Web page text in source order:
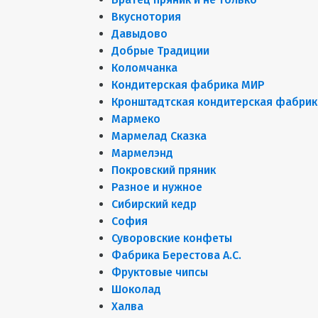
Вкуснотория
Давыдово
Добрые Традиции
Коломчанка
Кондитерская фабрика МИР
Кронштадтская кондитерская
Мармеко
Мармелад Сказка
Мармелэнд
Покровский пряник
Разное и нужное
Сибирский кедр
София
Суворовские конфеты
Фабрика Берестова А.С.
Фруктовые чипсы
Шоколад
Халва